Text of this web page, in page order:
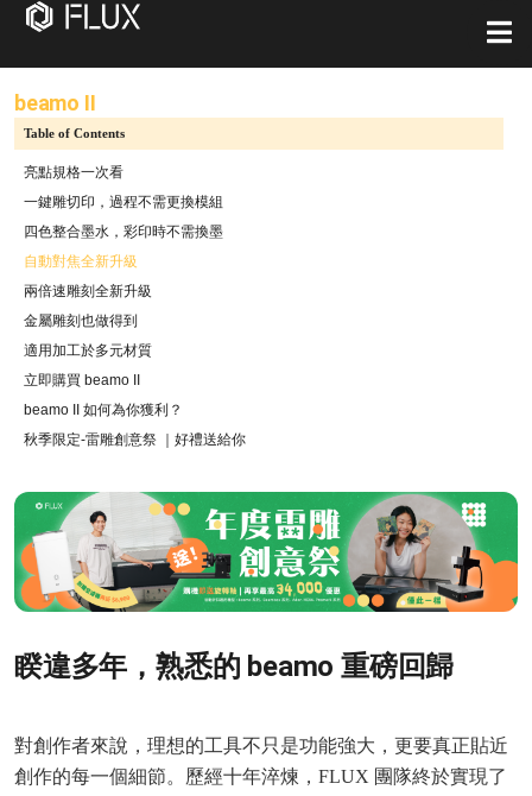
beamo II
Table of Contents
亮點規格一次看
一鍵雕切印，過程不需更換模組
四色整合墨水，彩印時不需換墨
自動對焦全新升級
兩倍速雕刻全新升級
金屬雕刻也做得到
適用加工於多元材質
立即購買 beamo II
beamo II 如何為你獲利？
秋季限定-雷雕創意祭 ｜好禮送給你
睽違多年，熟悉的 beamo 重磅回歸
對創作者來說，理想的工具不只是功能強大，更要真正貼近
創作的每一個細節。歷經十年淬煉，FLUX 團隊終於實現了